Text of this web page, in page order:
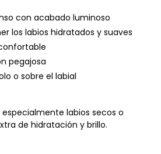
con acabado luminoso
los labios hidratados y suaves
pegajosa
o sobre el labial
labios secos o
de hidratación y brillo.